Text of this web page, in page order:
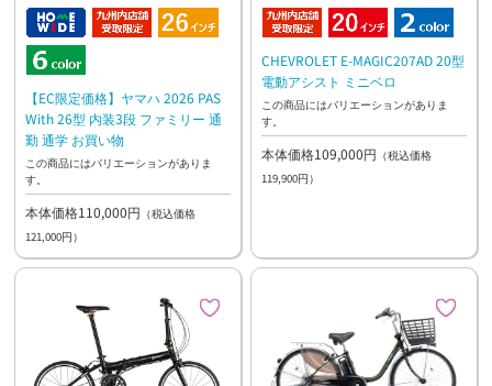
【EC限定価格】ヤマハ 2026 PAS
With 26型 内装3段 ファミリー 通
勤 通学 お買い物
この商品にはバリエーションがありま
す。
本体価格110,000円 （税込価格
121,000円）
CHEVROLET E-MAGIC207AD 20型
電動アシスト ミニベロ
この商品にはバリエーションがありま
す。
本体価格109,000円 （税込価格
119,900円）